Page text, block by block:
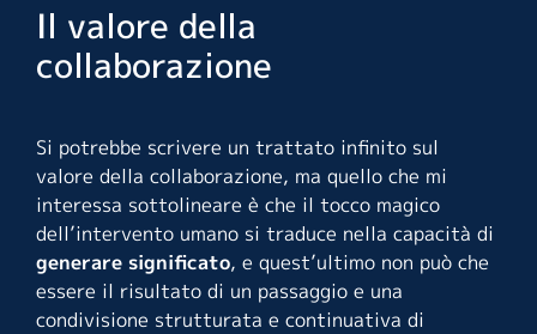
Il valore della
collaborazione
Si potrebbe scrivere un trattato infinito sul
valore della collaborazione, ma quello che mi
interessa sottolineare è che il tocco magico
dell’intervento umano si traduce nella capacità di
generare significato, e quest’ultimo non può che
essere il risultato di un passaggio e una
condivisione strutturata e continuativa di